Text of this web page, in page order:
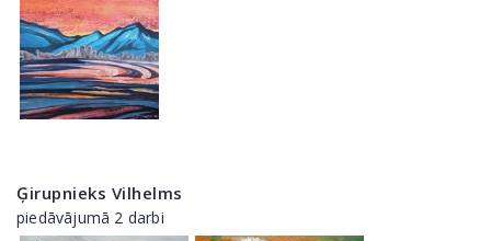
Ģirupnieks Vilhelms
piedāvājumā 2 darbi